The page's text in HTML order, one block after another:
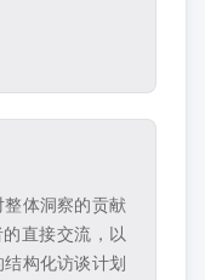
体洞察的贡献
直接交流，以
构化访谈计划